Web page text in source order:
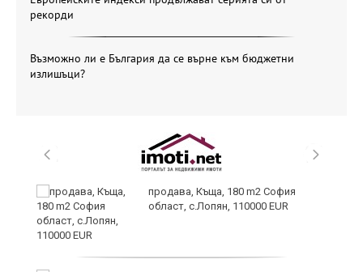
рекорди
Възможно ли е България да се върне към бюджетни
излишъци?
продава, Къща, 180 m2 София
област, с.Лопян, 110000 EUR